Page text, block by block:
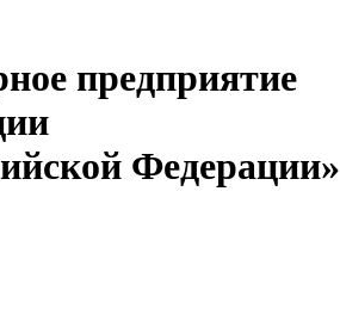
предприятие
Федерации»